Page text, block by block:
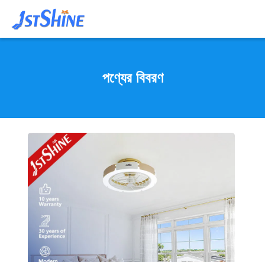
পণ্যের বিবরণ